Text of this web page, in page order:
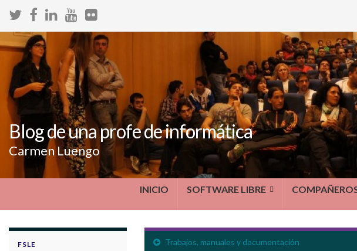
Blog de una profe de informática
Carmen Luengo
INICIO SOFTWARE LIBRE
Trabajos, manuales y documentación
FSLE